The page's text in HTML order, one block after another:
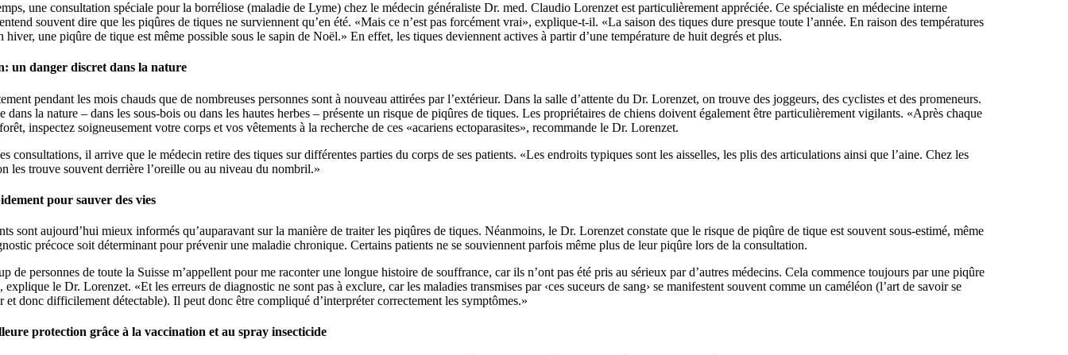
une consultation spéciale pour la borréliose (maladie de Lyme) chez le médecin généraliste Dr. med. Claudio Lorenzet est particulièrement appréciée. Ce spécialiste en médecine interne
souvent dire que les piqûres de tiques ne surviennent qu’en été. «Mais ce n’est pas forcément vrai», explique-t-il. «La saison des tiques dure presque toute l’année. En raison des températures
hiver, une piqûre de tique est même possible sous le sapin de Noël.» En effet, les tiques deviennent actives à partir d’une température de huit degrés et plus.
un danger discret dans la nature
pendant les mois chauds que de nombreuses personnes sont à nouveau attirées par l’extérieur. Dans la salle d’attente du Dr. Lorenzet, on trouve des joggeurs, des cyclistes et des promeneurs.
dans la nature – dans les sous-bois ou dans les hautes herbes – présente un risque de piqûres de tiques. Les propriétaires de chiens doivent également être particulièrement vigilants. «Après chaque
inspectez soigneusement votre corps et vos vêtements à la recherche de ces «acariens ectoparasites», recommande le Dr. Lorenzet.
consultations, il arrive que le médecin retire des tiques sur différentes parties du corps de ses patients. «Les endroits typiques sont les aisselles, les plis des articulations ainsi que l’aine. Chez les
les trouve souvent derrière l’oreille ou au niveau du nombril.»
pour sauver des vies
sont aujourd’hui mieux informés qu’auparavant sur la manière de traiter les piqûres de tiques. Néanmoins, le Dr. Lorenzet constate que le risque de piqûre de tique est souvent sous-estimé, même
précoce soit déterminant pour prévenir une maladie chronique. Certains patients ne se souviennent parfois même plus de leur piqûre lors de la consultation.
de personnes de toute la Suisse m’appellent pour me raconter une longue histoire de souffrance, car ils n’ont pas été pris au sérieux par d’autres médecins. Cela commence toujours par une piqûre
explique le Dr. Lorenzet. «Et les erreurs de diagnostic ne sont pas à exclure, car les maladies transmises par ‹ces suceurs de sang› se manifestent souvent comme un caméléon (l’art de savoir se
et donc difficilement détectable). Il peut donc être compliqué d’interpréter correctement les symptômes.»
protection grâce à la vaccination et au spray insecticide